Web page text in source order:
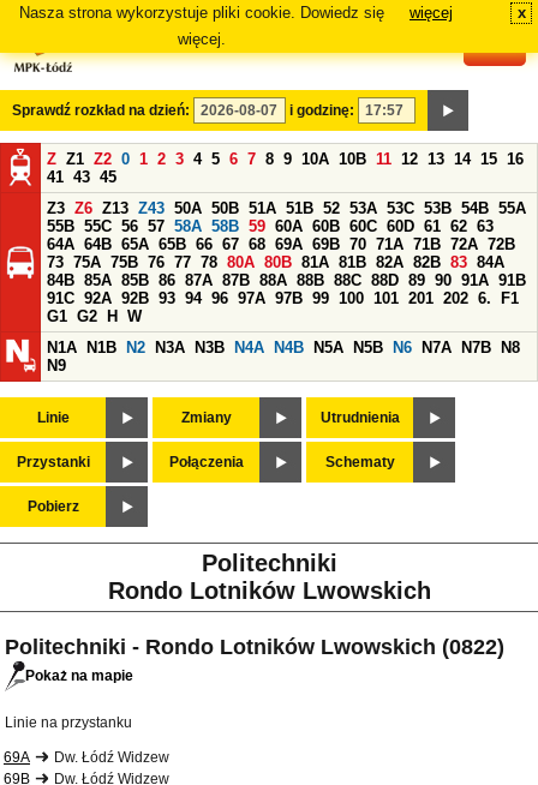
Nasza strona wykorzystuje pliki cookie. Dowiedz się
więcej.
więcej x
Sprawdź rozkład na dzień: i godzinę:
Z Z1 Z2 0 1 2 3 4 5 6 7 8 9 10A 10B 11 12 13 14 15 16
41 43 45
Z3 Z6 Z13 Z43 50A 50B 51A 51B 52 53A 53C 53B 54B 55A
55B 55C 56 57 58A 58B 59 60A 60B 60C 60D 61 62 63
64A 64B 65A 65B 66 67 68 69A 69B 70 71A 71B 72A 72B
73 75A 75B 76 77 78 80A 80B 81A 81B 82A 82B 83 84A
84B 85A 85B 86 87A 87B 88A 88B 88C 88D 89 90 91A 91B
91C 92A 92B 93 94 96 97A 97B 99 100 101 201 202 6.
F1
G1 G2 H
W
N1A
N1B N2 N3A N3B N4A N4B N5A N5B N6 N7A N7B
N8
N9
Linie Zmiany Utrudnienia
Przystanki Połączenia Schematy
Pobierz
Politechniki
Rondo Lotników Lwowskich
Politechniki - Rondo Lotników Lwowskich (0822)
Pokaż na mapie
Linie na przystanku
69A
Dw. Łódź Widzew
69B
Dw. Łódź Widzew